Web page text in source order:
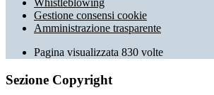
Whistleblowing
Gestione consensi cookie
Amministrazione trasparente
Pagina visualizzata 830 volte
Sezione Copyright